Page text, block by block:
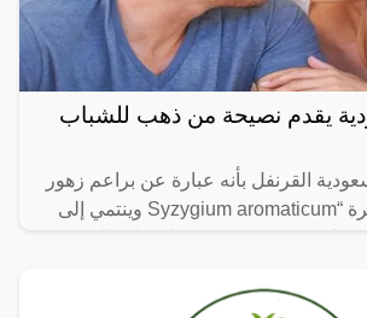
يقدم نصيحة من ذهب للشباب
القرنفل بأنه عبارة عن براعم زهور
مجففة من شجرة “Syzygium aromaticum وينتمي إلى